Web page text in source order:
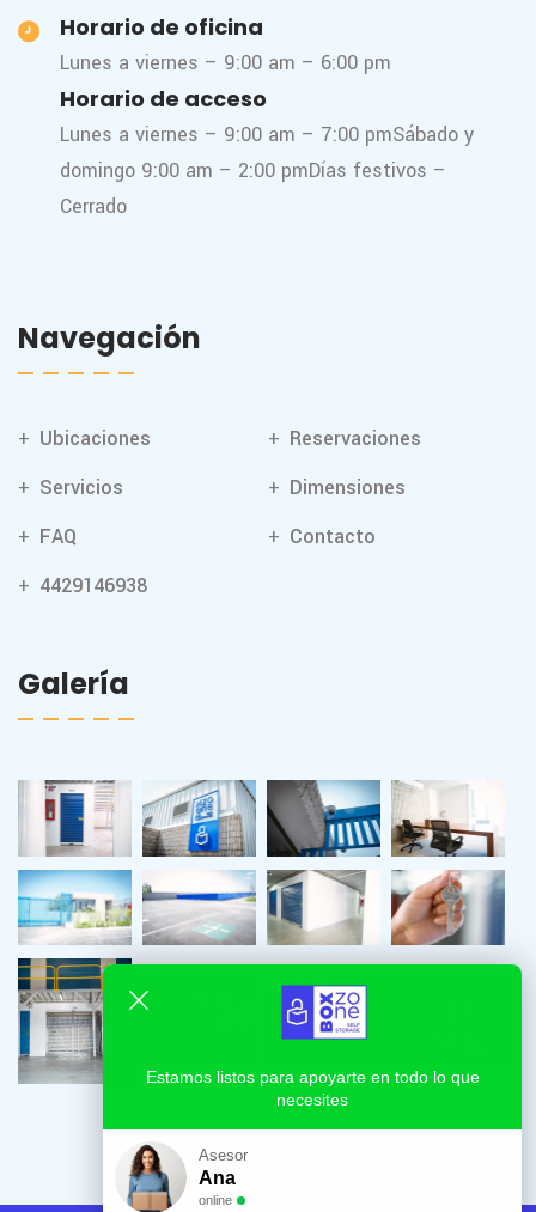
Horario de oficina
Lunes a viernes – 9:00 am – 6:00 pm
Horario de acceso
Lunes a viernes – 9:00 am – 7:00 pmSábado y
domingo 9:00 am – 2:00 pmDías festivos –
Cerrado
Navegación
Ubicaciones
Reservaciones
Servicios
Dimensiones
FAQ
Contacto
4429146938
Galería
Estamos listos para apoyarte en todo lo que
necesites
Asesor
Ana
online